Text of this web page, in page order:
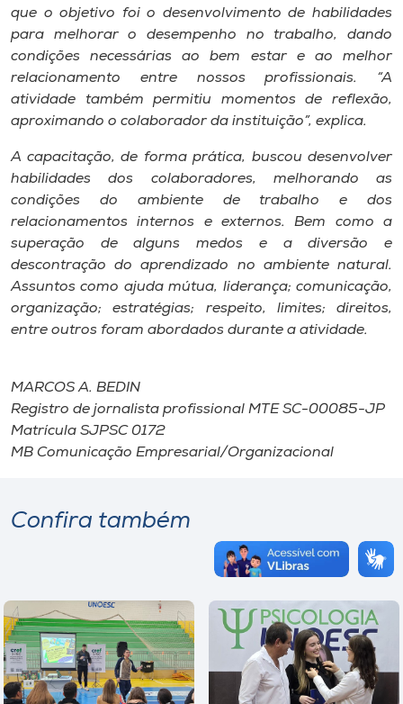
que o objetivo foi o desenvolvimento de habilidades
para melhorar o desempenho no trabalho, dando
condições necessárias ao bem estar e ao melhor
relacionamento entre nossos profissionais. “A
atividade também permitiu momentos de reflexão,
aproximando o colaborador da instituição”, explica.
A capacitação, de forma prática, buscou desenvolver
habilidades dos colaboradores, melhorando as
condições do ambiente de trabalho e dos
relacionamentos internos e externos. Bem como a
superação de alguns medos e a diversão e
descontração do aprendizado no ambiente natural.
Assuntos como ajuda mútua, liderança; comunicação,
organização; estratégias; respeito, limites; direitos,
entre outros foram abordados durante a atividade.
MARCOS A. BEDIN
Registro de jornalista profissional MTE SC-00085-JP
Matrícula SJPSC 0172
MB Comunicação Empresarial/Organizacional
Confira também